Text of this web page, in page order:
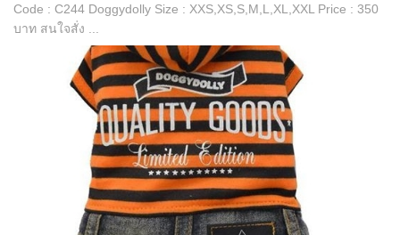
Code : C244 Doggydolly Size : XXS,XS,S,M,L,XL,XXL Price : 350
บาท สนใจสั่ง ...